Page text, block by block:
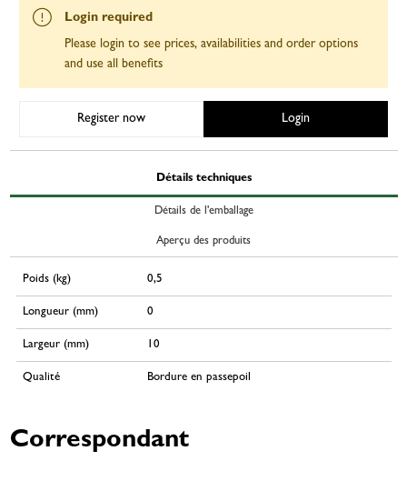
Login required
Please login to see prices, availabilities and order options
and use all benefits
Register now Login
Détails techniques
Détails de l'emballage
Aperçu des produits
Poids (kg) 0,5
Longueur (mm) 0
Largeur (mm) 10
Qualité Bordure en passepoil
Correspondant